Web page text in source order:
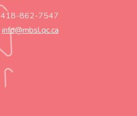
418-862-7547
info@mbsl.qc.ca